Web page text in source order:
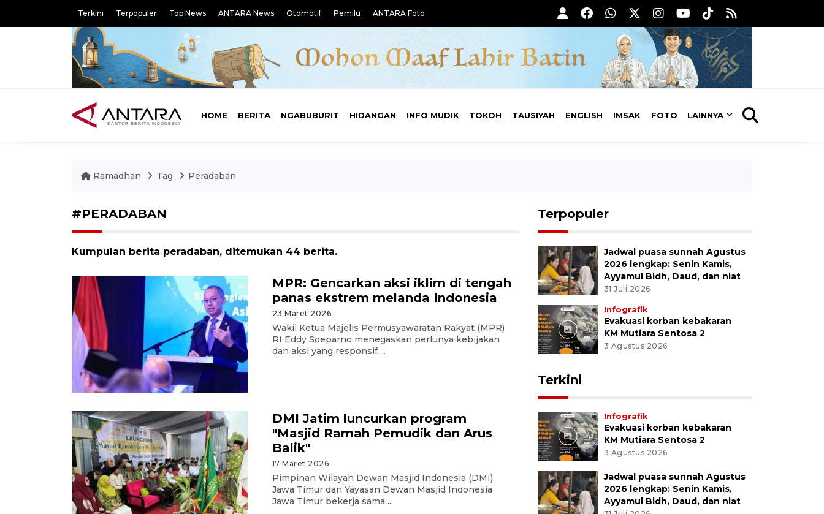
Terkini Terpopuler Top News ANTARA News Otomotif Pemilu ANTARA Foto
HOME BERITA NGABUBURIT HIDANGAN INFO MUDIK TOKOH TAUSIYAH ENGLISH IMSAK FOTO LAINNYA
Ramadhan Tag Peradaban
#PERADABAN
Kumpulan berita peradaban, ditemukan 44 berita.
MPR: Gencarkan aksi iklim di tengah
panas ekstrem melanda Indonesia
23 Maret 2026
Wakil Ketua Majelis Permusyawaratan Rakyat (MPR)
RI Eddy Soeparno menegaskan perlunya kebijakan
dan aksi yang responsif ...
DMI Jatim luncurkan program
"Masjid Ramah Pemudik dan Arus
Balik"
17 Maret 2026
Pimpinan Wilayah Dewan Masjid Indonesia (DMI)
Jawa Timur dan Yayasan Dewan Masjid Indonesia
Jawa Timur bekerja sama ...
Terpopuler
Jadwal puasa sunnah Agustus
2026 lengkap: Senin Kamis,
Ayyamul Bidh, Daud, dan niat
31 Juli 2026
Infografik
Evakuasi korban kebakaran
KM Mutiara Sentosa 2
3 Agustus 2026
Terkini
Infografik
Evakuasi korban kebakaran
KM Mutiara Sentosa 2
3 Agustus 2026
Jadwal puasa sunnah Agustus
2026 lengkap: Senin Kamis,
Ayyamul Bidh, Daud, dan niat